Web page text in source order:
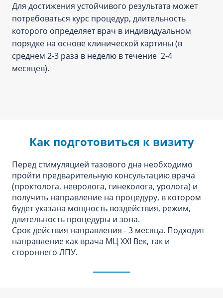
Для достижения устойчивого результата может
потребоваться курс процедур, длительность
которого определяет врач в индивидуальном
порядке на основе клинической картины (в
среднем 2-3 раза в неделю в течение 2-4
месяцев).
Как подготовиться к визиту
Перед стимуляцией тазового дна необходимо
пройти предварительную консультацию врача
(проктолога, невролога, гинеколога, уролога) и
получить направление на процедуру, в котором
будет указана мощность воздействия, режим,
длительность процедуры и зона.
Срок действия направления - 3 месяца. Подходит
направление как врача МЦ XXI Век, так и
стороннего ЛПУ.